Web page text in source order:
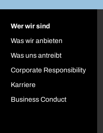
Wer wir sind
Was wir anbieten
Was uns antreibt
Corporate Responsibility
Karriere
Business Conduct